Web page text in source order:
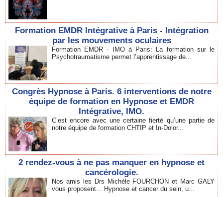
Formation EMDR Intégrative à Paris - Intégration
par les mouvements oculaires
Formation EMDR - IMO à Paris: La formation sur le
Psychotraumatisme permet l’apprentissage de...
Congrès Hypnose à Paris. 6 interventions de notre
équipe de formation en Hypnose et EMDR
Intégrative, IMO.
C’est encore avec une certaine fierté qu’une partie de
notre équipe de formation CHTIP et In-Dolor...
2 rendez-vous à ne pas manquer en hypnose et
cancérologie.
Nos amis les Drs Michèle FOURCHON et Marc GALY
vous proposent... Hypnose et cancer du sein, u...